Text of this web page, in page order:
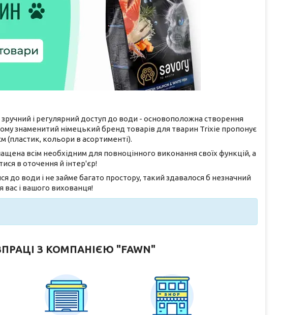
і регулярний доступ до води - основоположна створення
знаменитий німецький бренд товарів для тварин Trixie пропонує
(пластик, кольори в асортименті).
всім необхідним для повноцінного виконання своїх функцій, а
в оточення й інтер'єр!
до води і не займе багато простору, такий здавалося б незначний
вас і вашого вихованця!
З КОМПАНІЄЮ "FAWN"